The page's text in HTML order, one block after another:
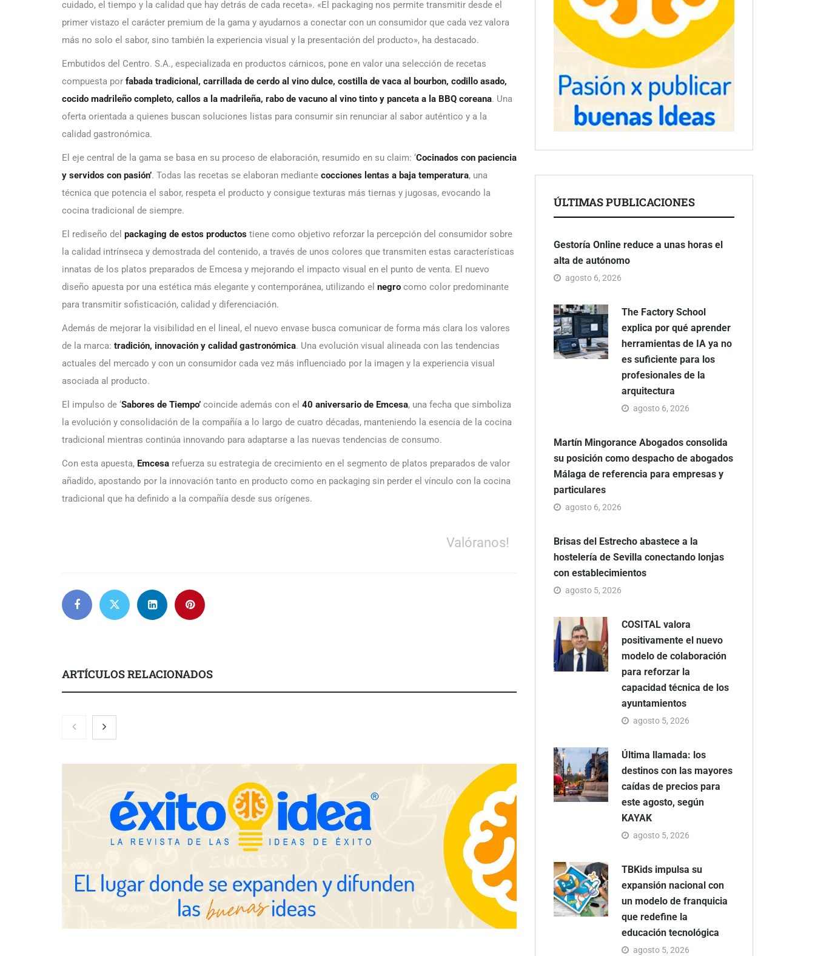
cuidado, el tiempo y la calidad que hay detrás de cada receta». «El packaging nos permite transmitir desde el
primer vistazo el carácter premium de la gama y ayudarnos a conectar con un consumidor que cada vez valora
más no solo el sabor, sino también la experiencia visual y la presentación del producto», ha destacado.
Embutidos del Centro. S.A., especializada en productos cárnicos, pone en valor una selección de recetas
compuesta por fabada tradicional, carrillada de cerdo al vino dulce, costilla de vaca al bourbon, codillo asado,
cocido madrileño completo, callos a la madrileña, rabo de vacuno al vino tinto y panceta a la BBQ coreana. Una
oferta orientada a quienes buscan soluciones listas para consumir sin renunciar al sabor auténtico y a la
calidad gastronómica.
El eje central de la gama se basa en su proceso de elaboración, resumido en su claim: ‘Cocinados con paciencia
y servidos con pasión’. Todas las recetas se elaboran mediante cocciones lentas a baja temperatura, una
técnica que potencia el sabor, respeta el producto y consigue texturas más tiernas y jugosas, evocando la
cocina tradicional de siempre.
El rediseño del packaging de estos productos tiene como objetivo reforzar la percepción del consumidor sobre
la calidad intrínseca y demostrada del contenido, a través de unos colores que transmiten estas características
innatas de los platos preparados de Emcesa y mejorando el impacto visual en el punto de venta. El nuevo
diseño apuesta por una estética más elegante y contemporánea, utilizando el negro como color predominante
para transmitir sofisticación, calidad y diferenciación.
Además de mejorar la visibilidad en el lineal, el nuevo envase busca comunicar de forma más clara los valores
de la marca: tradición, innovación y calidad gastronómica. Una evolución visual alineada con las tendencias
actuales del mercado y con un consumidor cada vez más influenciado por la imagen y la experiencia visual
asociada al producto.
El impulso de ‘Sabores de Tiempo’ coincide además con el 40 aniversario de Emcesa, una fecha que simboliza
la evolución y consolidación de la compañía a lo largo de cuatro décadas, manteniendo la esencia de la cocina
tradicional mientras continúa innovando para adaptarse a las nuevas tendencias de consumo.
Con esta apuesta, Emcesa refuerza su estrategia de crecimiento en el segmento de platos preparados de valor
añadido, apostando por la innovación tanto en producto como en packaging sin perder el vínculo con la cocina
tradicional que ha definido a la compañía desde sus orígenes.
Valóranos!
ARTÍCULOS RELACIONADOS
Gestoría Online reduce a unas
horas el alta de autónomo
The Factory School explica por
qué aprender herramientas de IA
ya no es suficiente para los
referencia para empresas y
Brisas del Estrecho abastece a la
hostelería de Sevilla conectando
ÚLTIMAS PUBLICACIONES
Gestoría Online reduce a unas horas el
alta de autónomo
agosto 6, 2026
The Factory School
explica por qué aprender
herramientas de IA ya no
es suficiente para los
profesionales de la
arquitectura
agosto 6, 2026
Martín Mingorance Abogados consolida
su posición como despacho de abogados
Málaga de referencia para empresas y
particulares
agosto 6, 2026
Brisas del Estrecho abastece a la
hostelería de Sevilla conectando lonjas
con establecimientos
agosto 5, 2026
COSITAL valora
positivamente el nuevo
modelo de colaboración
para reforzar la
capacidad técnica de los
ayuntamientos
agosto 5, 2026
Última llamada: los
destinos con las mayores
caídas de precios para
este agosto, según
KAYAK
agosto 5, 2026
TBKids impulsa su
expansión nacional con
un modelo de franquicia
que redefine la
educación tecnológica
agosto 5, 2026